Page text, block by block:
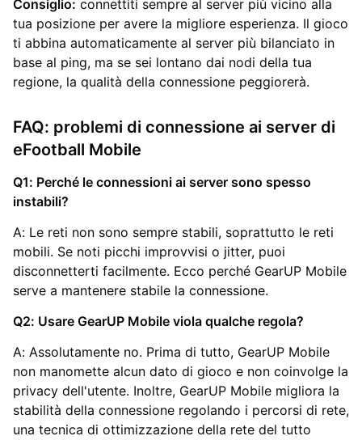
Consiglio: connettiti sempre al server più vicino alla
tua posizione per avere la migliore esperienza. Il gioco
ti abbina automaticamente al server più bilanciato in
base al ping, ma se sei lontano dai nodi della tua
regione, la qualità della connessione peggiorerà.
FAQ: problemi di connessione ai server di
eFootball Mobile
Q1: Perché le connessioni ai server sono spesso
instabili?
A: Le reti non sono sempre stabili, soprattutto le reti
mobili. Se noti picchi improvvisi o jitter, puoi
disconnetterti facilmente. Ecco perché GearUP Mobile
serve a mantenere stabile la connessione.
Q2: Usare GearUP Mobile viola qualche regola?
A: Assolutamente no. Prima di tutto, GearUP Mobile
non manomette alcun dato di gioco e non coinvolge la
privacy dell'utente. Inoltre, GearUP Mobile migliora la
stabilità della connessione regolando i percorsi di rete,
una tecnica di ottimizzazione della rete del tutto